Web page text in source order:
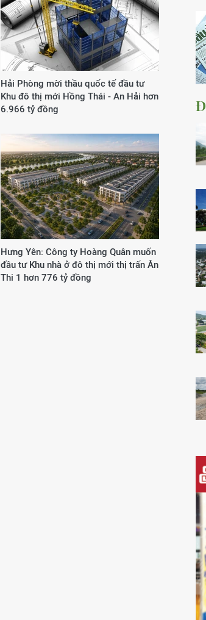
Hải Phòng mời thầu quốc tế đầu tư
Khu đô thị mới Hồng Thái - An Hải hơn
6.966 tỷ đồng
Hưng Yên: Công ty Hoàng Quân muốn
đầu tư Khu nhà ở đô thị mới thị trấn Ân
Thi 1 hơn 776 tỷ đồng